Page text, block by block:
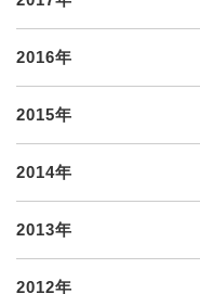
2016年
2015年
2014年
2013年
2012年